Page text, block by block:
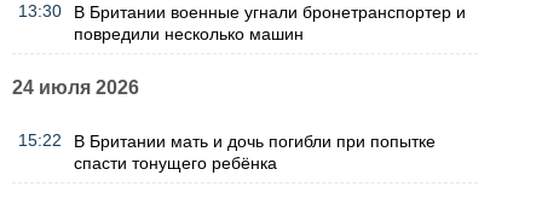
13:30
В Британии военные угнали бронетранспортер и
повредили несколько машин
24 июля 2026
15:22
В Британии мать и дочь погибли при попытке
спасти тонущего ребёнка